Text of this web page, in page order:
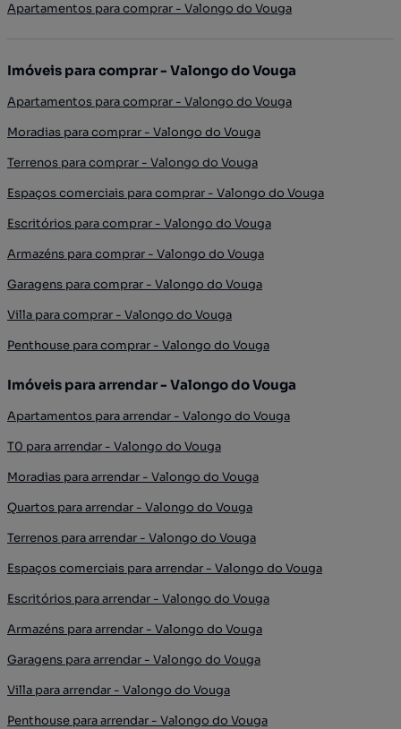
Apartamentos para comprar - Valongo do Vouga
Imóveis para comprar - Valongo do Vouga
Apartamentos para comprar - Valongo do Vouga
Moradias para comprar - Valongo do Vouga
Terrenos para comprar - Valongo do Vouga
Espaços comerciais para comprar - Valongo do Vouga
Escritórios para comprar - Valongo do Vouga
Armazéns para comprar - Valongo do Vouga
Garagens para comprar - Valongo do Vouga
Villa para comprar - Valongo do Vouga
Penthouse para comprar - Valongo do Vouga
Imóveis para arrendar - Valongo do Vouga
Apartamentos para arrendar - Valongo do Vouga
T0 para arrendar - Valongo do Vouga
Moradias para arrendar - Valongo do Vouga
Quartos para arrendar - Valongo do Vouga
Terrenos para arrendar - Valongo do Vouga
Espaços comerciais para arrendar - Valongo do Vouga
Escritórios para arrendar - Valongo do Vouga
Armazéns para arrendar - Valongo do Vouga
Garagens para arrendar - Valongo do Vouga
Villa para arrendar - Valongo do Vouga
Penthouse para arrendar - Valongo do Vouga